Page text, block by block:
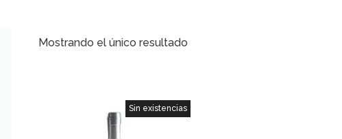
Mostrando el único resultado
Sin existencias